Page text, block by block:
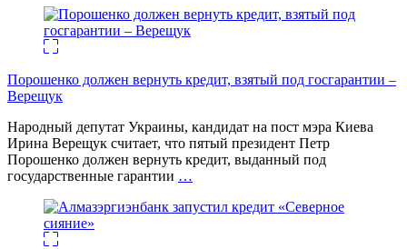
Порошенко должен вернуть кредит, взятый под госгарантии –
Верещук
Народный депутат Украины, кандидат на пост мэра Киева
Ирина Верещук считает, что пятый президент Петр
Порошенко должен вернуть кредит, выданный под
государственные гарантии …